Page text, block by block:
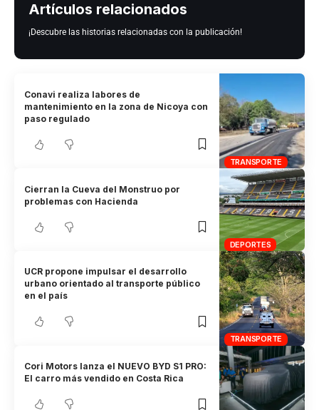
Artículos relacionados
¡Descubre las historias relacionadas con la publicación!
TRANSPORTE
Conavi realiza labores de
mantenimiento en la zona de Nicoya con
paso regulado
DEPORTES
Cierran la Cueva del Monstruo por
problemas con Hacienda
TRANSPORTE
UCR propone impulsar el desarrollo
urbano orientado al transporte público
en el país
Cori Motors lanza el NUEVO BYD S1 PRO:
El carro más vendido en Costa Rica